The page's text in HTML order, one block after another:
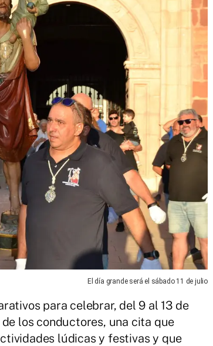
El día grande será el sábado 11 de julio
para celebrar, del 9 al 13 de
los conductores, una cita que
lúdicas y festivas y que